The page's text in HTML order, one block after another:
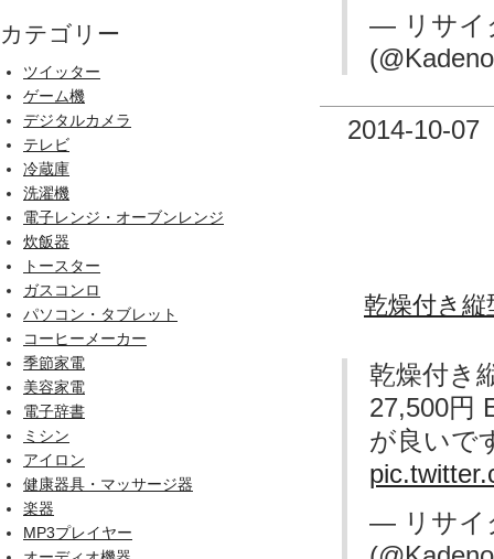
— リサイ
2014-10-07
乾燥付き縦
乾燥付き
27,500円
が良いで
— リサイ
カテゴリー
ツイッター
ゲーム機
デジタルカメラ
テレビ
冷蔵庫
洗濯機
電子レンジ・オーブンレンジ
炊飯器
トースター
ガスコンロ
パソコン・タブレット
コーヒーメーカー
季節家電
美容家電
電子辞書
ミシン
アイロン
健康器具・マッサージ器
楽器
MP3プレイヤー